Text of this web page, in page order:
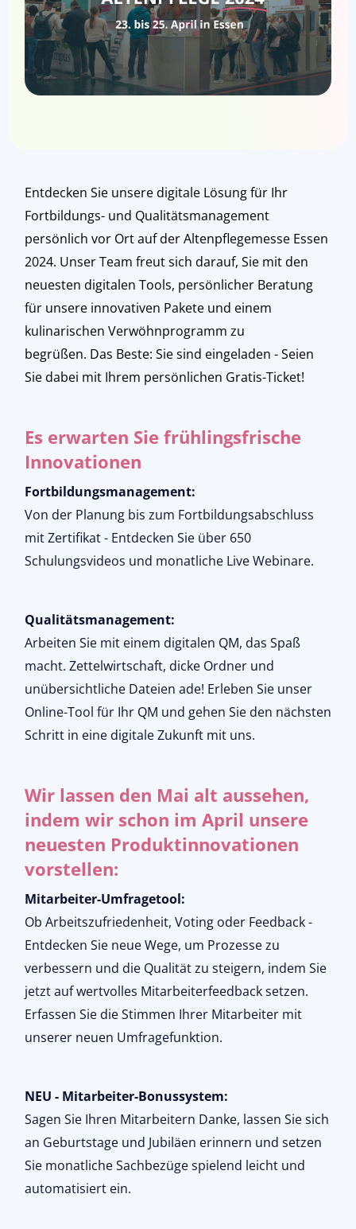
Entdecken Sie unsere digitale Lösung für Ihr
Fortbildungs- und Qualitätsmanagement
persönlich vor Ort auf der Altenpflegemesse Essen
2024. Unser Team freut sich darauf, Sie mit den
neuesten digitalen Tools, persönlicher Beratung
für unsere innovativen Pakete und einem
kulinarischen Verwöhnprogramm zu
begrüßen. Das Beste: Sie sind eingeladen - Seien
Sie dabei mit Ihrem persönlichen Gratis-Ticket!
Es erwarten Sie frühlingsfrische
Innovationen
Fortbildungsmanagement:
Von der Planung bis zum Fortbildungsabschluss
mit Zertifikat - Entdecken Sie über 650
Schulungsvideos und monatliche Live Webinare.
Qualitätsmanagement:
Arbeiten Sie mit einem digitalen QM, das Spaß
macht. Zettelwirtschaft, dicke Ordner und
unübersichtliche Dateien ade! Erleben Sie unser
Online-Tool für Ihr QM und gehen Sie den nächsten
Schritt in eine digitale Zukunft mit uns.
Wir lassen den Mai alt aussehen,
indem wir schon im April unsere
neuesten Produktinnovationen
vorstellen:
Mitarbeiter-Umfragetool:
Ob Arbeitszufriedenheit, Voting oder Feedback -
Entdecken Sie neue Wege, um Prozesse zu
verbessern und die Qualität zu steigern, indem Sie
jetzt auf wertvolles Mitarbeiterfeedback setzen.
Erfassen Sie die Stimmen Ihrer Mitarbeiter mit
unserer neuen Umfragefunktion.
NEU - Mitarbeiter-Bonussystem:
Sagen Sie Ihren Mitarbeitern Danke, lassen Sie sich
an Geburtstage und Jubiläen erinnern und setzen
Sie monatliche Sachbezüge spielend leicht und
automatisiert ein.